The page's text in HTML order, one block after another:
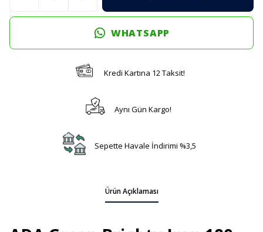
WHATSAPP
Kredi Kartına 12 Taksit!
Aynı Gün Kargo!
Sepette Havale İndirimi %3,5
Ürün Açıklaması